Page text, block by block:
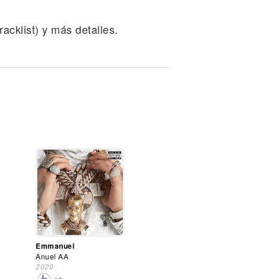
y más detalles.
Emmanuel
Anuel AA
2020